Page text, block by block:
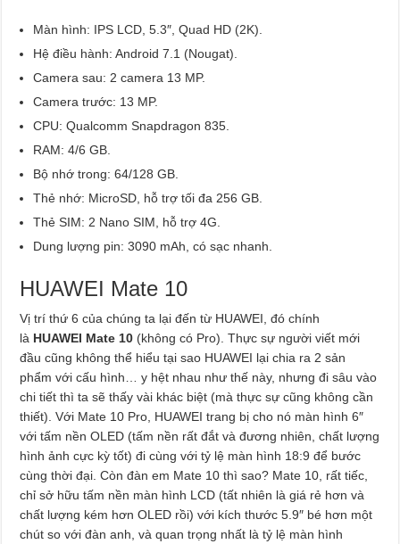
Màn hình: IPS LCD, 5.3″, Quad HD (2K).
Hệ điều hành: Android 7.1 (Nougat).
Camera sau: 2 camera 13 MP.
Camera trước: 13 MP.
CPU: Qualcomm Snapdragon 835.
RAM: 4/6 GB.
Bộ nhớ trong: 64/128 GB.
Thẻ nhớ: MicroSD, hỗ trợ tối đa 256 GB.
Thẻ SIM: 2 Nano SIM, hỗ trợ 4G.
Dung lượng pin: 3090 mAh, có sạc nhanh.
HUAWEI Mate 10
Vị trí thứ 6 của chúng ta lại đến từ HUAWEI, đó chính
là HUAWEI Mate 10 (không có Pro). Thực sự người viết mới
đầu cũng không thể hiểu tại sao HUAWEI lại chia ra 2 sản
phẩm với cấu hình… y hệt nhau như thế này, nhưng đi sâu vào
chi tiết thì ta sẽ thấy vài khác biệt (mà thực sự cũng không cần
thiết). Với Mate 10 Pro, HUAWEI trang bị cho nó màn hình 6″
với tấm nền OLED (tấm nền rất đắt và đương nhiên, chất lượng
hình ảnh cực kỳ tốt) đi cùng với tỷ lệ màn hình 18:9 để bước
cùng thời đại. Còn đàn em Mate 10 thì sao? Mate 10, rất tiếc,
chỉ sở hữu tấm nền màn hình LCD (tất nhiên là giá rẻ hơn và
chất lượng kém hơn OLED rồi) với kích thước 5.9″ bé hơn một
chút so với đàn anh, và quan trọng nhất là tỷ lệ màn hình